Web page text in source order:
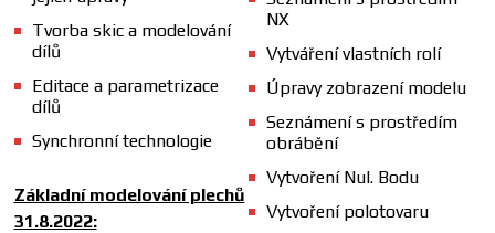
Tvorba skic a modelování
dílů
Editace a parametrizace
dílů
Synchronní technologie
Základní modelování plechů
31.8.2022:
NX
Vytváření vlastních rolí
Úpravy zobrazení modelu
Seznámení s prostředím
obrábění
Vytvoření Nul. Bodu
Vytvoření polotovaru